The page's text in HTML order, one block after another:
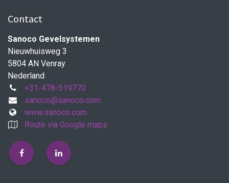
Contact
Sanoco Gevelsystemen
Nieuwhuisweg 3
5804 AN Venray
Nederland
+31-478-519770
sanoco@sanoco.com
www.sanoco.com
Route via Google maps